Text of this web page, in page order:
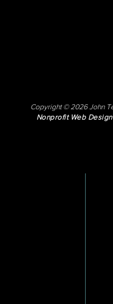
Copyright © 2026 John
Nonprofit Web Design